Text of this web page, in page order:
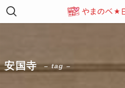
安国寺 – tag –